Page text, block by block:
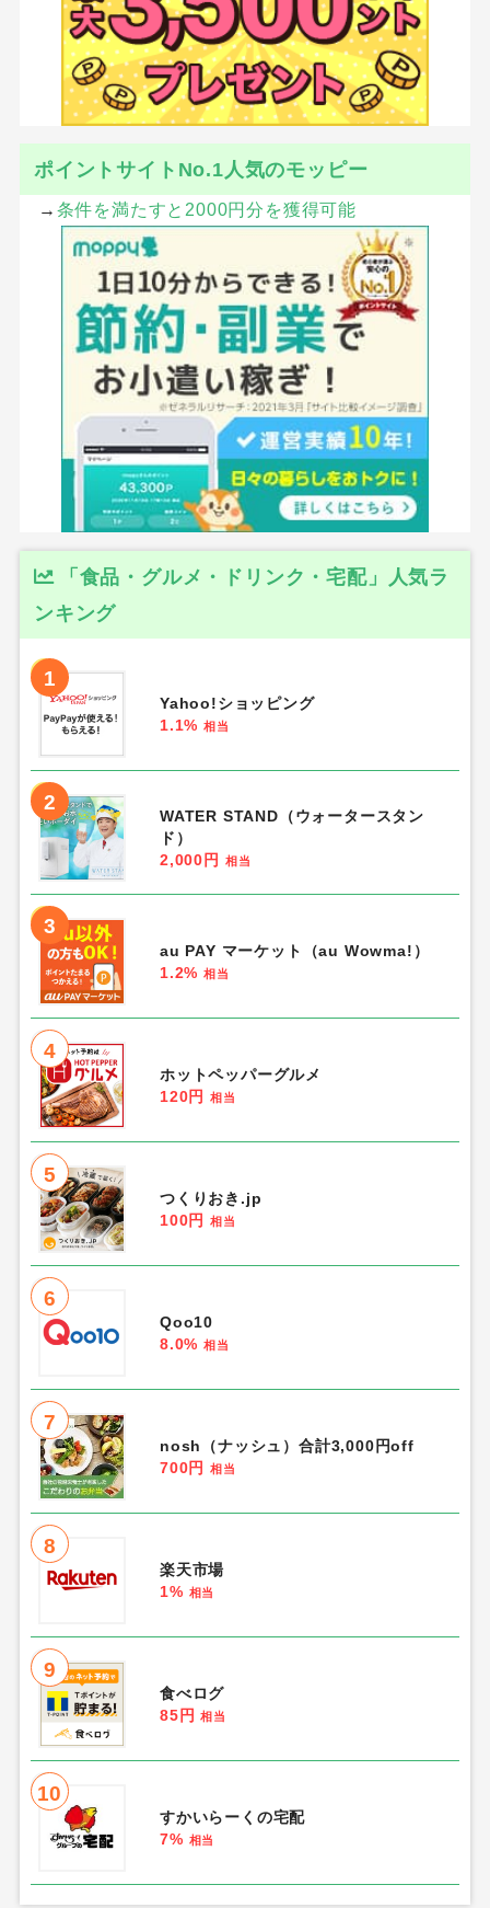
ポイントサイトNo.1人気のモッピー
→ 条件を満たすと2000円分を獲得可能
「食品・グルメ・ドリンク・宅配」人気ラ
ンキング
1
Yahoo!ショッピング
1.1% 相当
2
WATER STAND（ウォータースタン
ド）
2,000円
相当
3
au PAY マーケット（au Wowma!）
1.2% 相当
4
ホットペッパーグルメ
120円
相当
5
つくりおき.jp
100円
相当
6
Qoo10
8.0% 相当
7
nosh（ナッシュ）合計3,000円off
700円
相当
8
楽天市場
1% 相当
9
食べログ
85円
相当
10
すかいらーくの宅配
7% 相当